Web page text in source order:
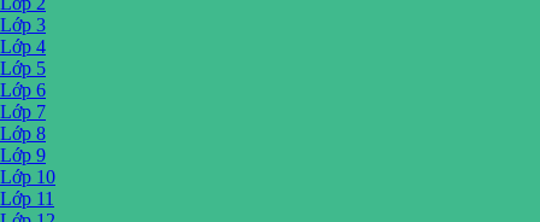
Lớp 3
Lớp 4
Lớp 5
Lớp 6
Lớp 7
Lớp 8
Lớp 9
Lớp 10
Lớp 11